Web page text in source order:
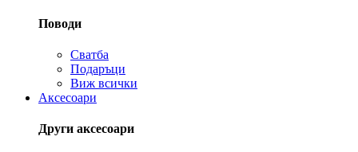
Поводи
Сватба
Подаръци
Виж всички
Аксесоари
Други аксесоари